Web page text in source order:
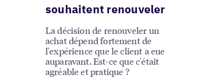
souhaitent renouveler
La décision de renouveler un
achat dépend fortement de
l'expérience que le client a eue
auparavant. Est-ce que c'était
agréable et pratique ?